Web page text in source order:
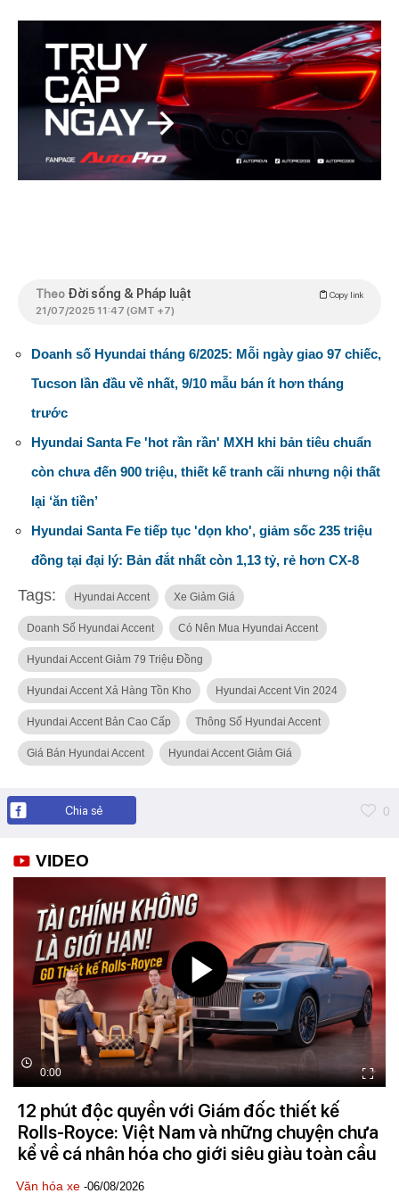
Theo Đời sống & Pháp luật Copy link
21/07/2025 11:47 (GMT +7)
Doanh số Hyundai tháng 6/2025: Mỗi ngày giao 97 chiếc,
Tucson lần đầu về nhất, 9/10 mẫu bán ít hơn tháng
trước
Hyundai Santa Fe 'hot rần rần' MXH khi bản tiêu chuẩn
còn chưa đến 900 triệu, thiết kế tranh cãi nhưng nội thất
lại ‘ăn tiền’
Hyundai Santa Fe tiếp tục 'dọn kho', giảm sốc 235 triệu
đồng tại đại lý: Bản đắt nhất còn 1,13 tỷ, rẻ hơn CX-8
Tags: Hyundai Accent Xe Giảm Giá
Doanh Số Hyundai Accent Có Nên Mua Hyundai Accent
Hyundai Accent Giảm 79 Triệu Đồng
Hyundai Accent Xả Hàng Tồn Kho Hyundai Accent Vin 2024
Hyundai Accent Bản Cao Cấp Thông Số Hyundai Accent
Giá Bán Hyundai Accent Hyundai Accent Giảm Giá
Chia sẻ 0
VIDEO
0:00
12 phút độc quyền với Giám đốc thiết kế
Rolls-Royce: Việt Nam và những chuyện chưa
kể về cá nhân hóa cho giới siêu giàu toàn cầu
Văn hóa xe -06/08/2026